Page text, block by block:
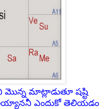
మొన్న మాట్లాడుతూ షష్టి
ఎందుకో తెలియడం